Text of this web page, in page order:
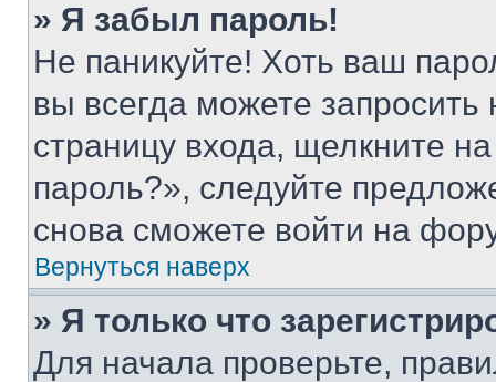
» Я забыл пароль!
Не паникуйте! Хоть ваш
вы всегда можете
страницу входа, щелкните
пароль?», следуйте
снова сможете войти на
Вернуться наверх
» Я только что
Для начала проверьте,